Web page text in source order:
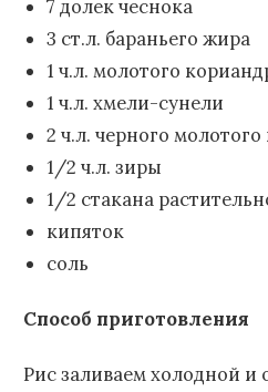
7 долек чеснока
3 ст.л. бараньего жира
1 ч.л. молотого
1 ч.л. хмели-сунели
2 ч.л. черного
1/2 ч.л. зиры
1/2 стакана
кипяток
соль
Способ приготовления
Рис заливаем холодной и